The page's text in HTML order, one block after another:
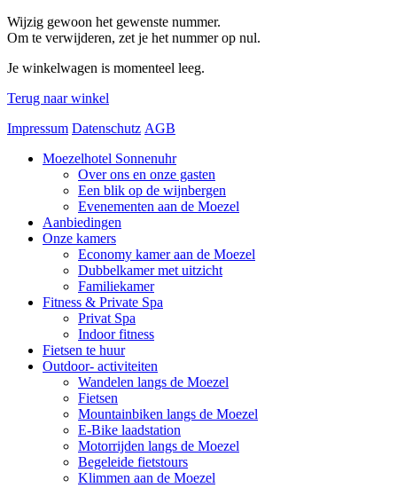
Wijzig gewoon het gewenste nummer.
Om te verwijderen, zet je het nummer op nul.
Je winkelwagen is momenteel leeg.
Terug naar winkel
Impressum Datenschutz AGB
Moezelhotel Sonnenuhr
Over ons en onze gasten
Een blik op de wijnbergen
Evenementen aan de Moezel
Aanbiedingen
Onze kamers
Economy kamer aan de Moezel
Dubbelkamer met uitzicht
Familiekamer
Fitness & Private Spa
Privat Spa
Indoor fitness
Fietsen te huur
Outdoor- activiteiten
Wandelen langs de Moezel
Fietsen
Mountainbiken langs de Moezel
E-Bike laadstation
Motorrijden langs de Moezel
Begeleide fietstours
Klimmen aan de Moezel